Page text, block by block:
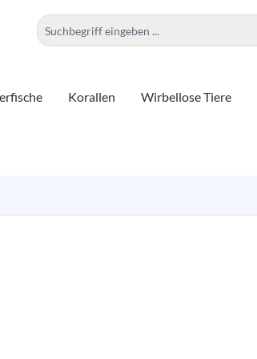
Korallen Wirbellose Tiere